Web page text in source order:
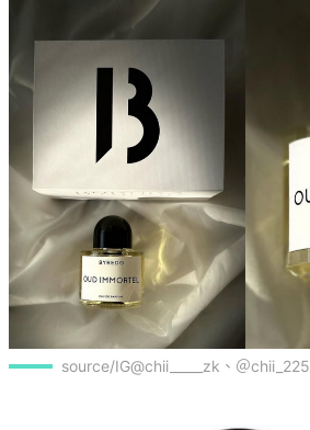
source/IG@chii_____zk、＠chii_225_